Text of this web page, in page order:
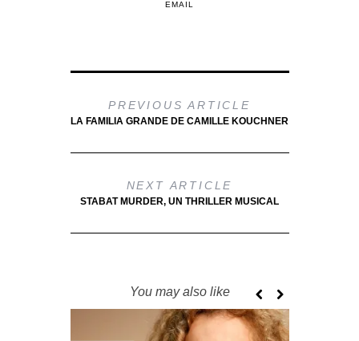
EMAIL
PREVIOUS ARTICLE
LA FAMILIA GRANDE DE CAMILLE KOUCHNER
NEXT ARTICLE
STABAT MURDER, UN THRILLER MUSICAL
You may also like